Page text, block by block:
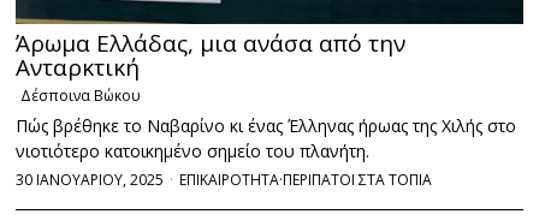
Άρωμα Ελλάδας, μια ανάσα από την
Ανταρκτική
Δέσποινα Βώκου
Πώς βρέθηκε το Ναβαρίνο κι ένας Έλληνας ήρωας της Χιλής στο
νιοτιότερο κατοικημένο σημείο του πλανήτη.
30 ΙΑΝΟΥΑΡΙΟΥ, 2025 ΕΠΙΚΑΙΡΟΤΗΤΑ·ΠΕΡΙΠΑΤΟΙ ΣΤΑ ΤΟΠΙΑ